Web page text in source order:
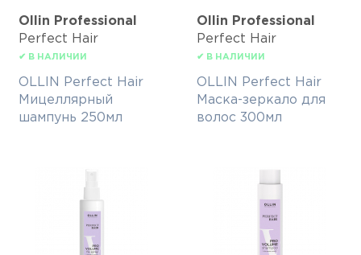
Ollin Professional
Perfect Hair
✔ В НАЛИЧИИ
OLLIN Perfect Hair
Мицеллярный
шампунь 250мл
Ollin Professional
Perfect Hair
✔ В НАЛИЧИИ
OLLIN Perfect Hair
Маска-зеркало для
волос 300мл